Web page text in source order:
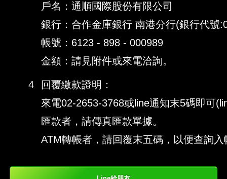
戶名：通順國際股份有限公司
銀行：合作金庫銀行 南港分行(銀行代號
帳號：6123 - 898 - 000989
金額：請見附件或來電洽詢。
4
回覆繳款證明：
來電02-2653-3768或line通知末5碼即可
匯款者，請傳真匯款單據。
ATM轉帳者，請回覆末五碼，以便查詢入